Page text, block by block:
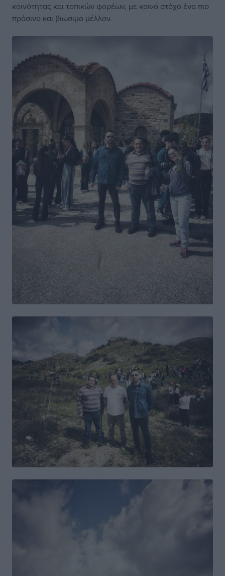
κοινότητας και τοπικών φορέων, με κοινό στόχο ένα πιο
πράσινο και βιώσιμο μέλλον.